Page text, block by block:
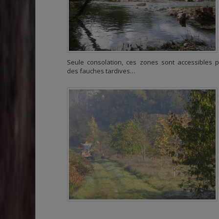
Seule consolation, ces zones sont accessibles
des fauches tardives…